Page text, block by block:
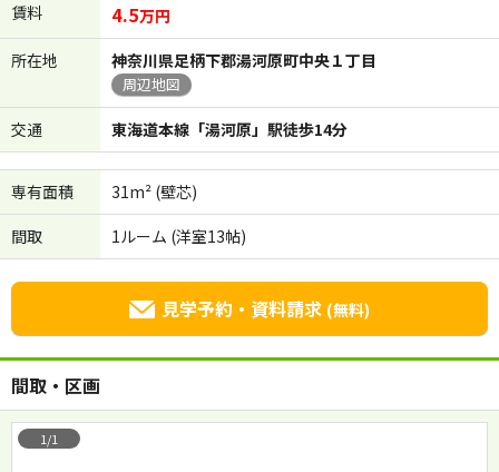
賃料 4.5万円
所在地
神奈川県足柄下郡湯河原町中央１丁目
周辺地図
交通 東海道本線「湯河原」駅徒歩14分
専有面積
31m² (壁芯)
間取
1ルーム (洋室13帖)
見学予約・資料請求 (無料)
間取・区画
1/1